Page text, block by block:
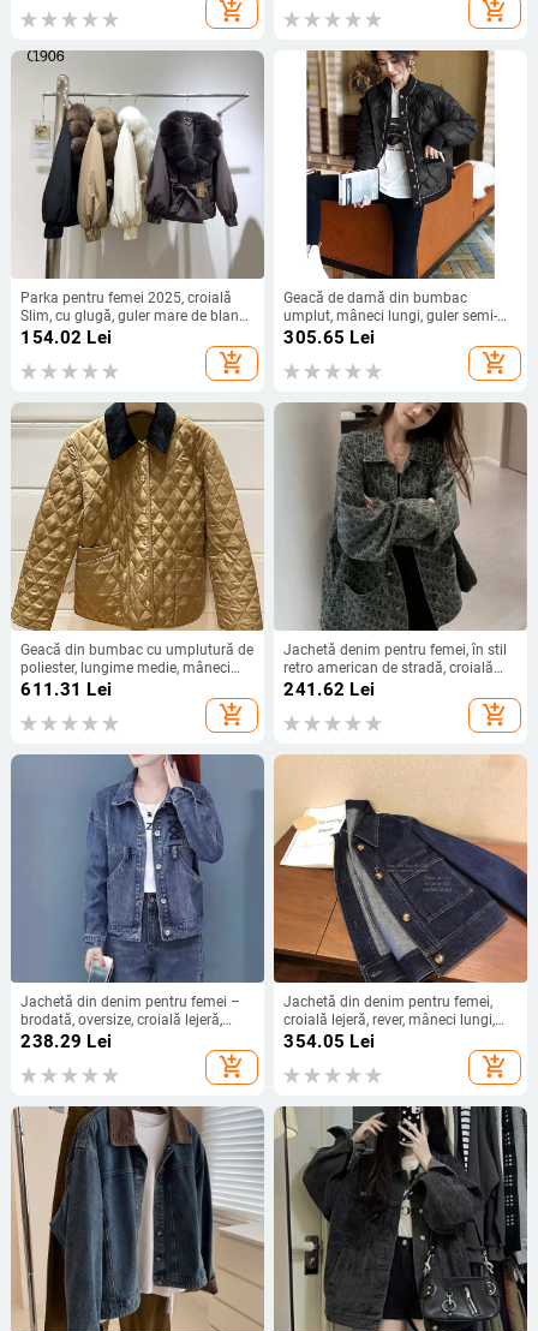
add_shopping_cart add_shopping_cart
Parka pentru femei 2025, croială
Slim, cu glugă, guler mare de blană,
gros și cald, stil koreean, palton de
154.02 Lei
add_shopping_cart
Geacă de damă din bumbac
umplut, mâneci lungi, guler semi-
turtleneck, închidere cu nasturi,
305.65 Lei
add_shopping_cart
Geacă din bumbac cu umplutură de
poliester, lungime medie, mâneci
lungi, croială lejeră
611.31 Lei
add_shopping_cart
Jachetă denim pentru femei, în stil
retro american de stradă, croială
lejeră, lungime medie, toamnă 2024
241.62 Lei
add_shopping_cart
Jachetă din denim pentru femei –
brodată, oversize, croială lejeră,
toamnă
238.29 Lei
add_shopping_cart
Jachetă din denim pentru femei,
croială lejeră, rever, mâneci lungi,
lungime 50–65 cm
354.05 Lei
add_shopping_cart